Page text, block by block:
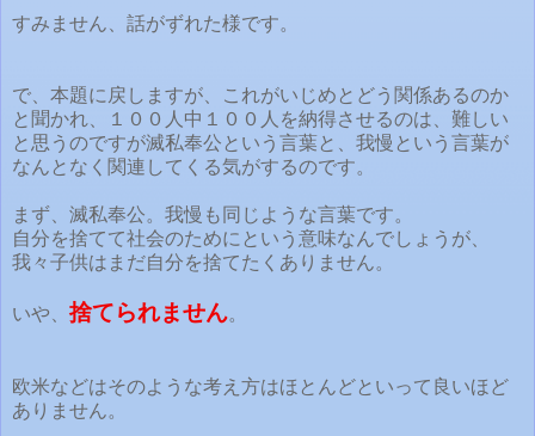
すみません、話がずれた様です。
で、本題に戻しますが、これがいじめとどう関係あるのか
と聞かれ、１００人中１００人を納得させるのは、難しい
と思うのですが滅私奉公という言葉と、我慢という言葉が
なんとなく関連してくる気がするのです。
まず、滅私奉公。我慢も同じような言葉です。
自分を捨てて社会のためにという意味なんでしょうが、
我々子供はまだ自分を捨てたくありません。
いや、 捨てられません。
欧米などはそのような考え方はほとんどといって良いほど
ありません。